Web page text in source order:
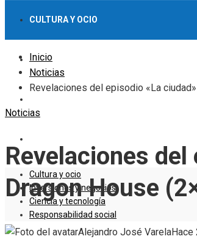
CULTURA Y OCIO
INVERSIONES Y NEGOCIOS
Cultura y ocio
Inversiones y negocios
Ciencia y tecnología
Responsabilidad social
Inicio
Noticias
Revelaciones del episodio «La
Noticias
Revelaciones
Dragon House
Alejandro José VarelaHace